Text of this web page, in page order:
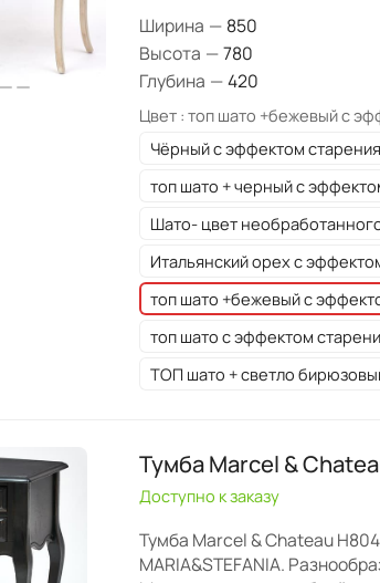
Ширина — 850
Высота —780
Глубина —420
Цвет : топ шато +бежевый с
Чёрный с эффектом старения
топ шато + черный с
Шато- цвет
Итальянский орех с
топ шато +бежевый с
топ шато с эффектом
ТОП шато + светло
Тумба Marcel &
Доступно к заказу
Тумба Marcel & Chateau
MARIA&STEFANIA.